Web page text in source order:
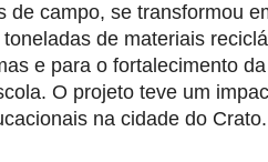
de campo, se transformou
de materiais
e para o fortalecimento
O projeto teve um
na cidade do Crato.